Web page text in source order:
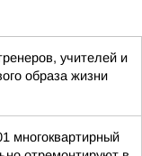
учителей и
образа жизни
многоквартирный